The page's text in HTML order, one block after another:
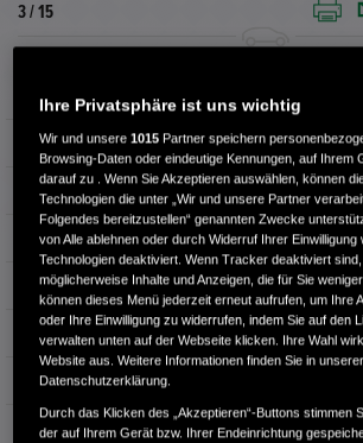
3 / 15
Außenfarbe Premium
Kilometerstand 6.500 km
Kraftstoffart Benzin
Getriebe Automatik
Türen 5
Leistung 134 kW / 182
Hubraum
Erstzulassung 08.2025
Ihre Privatsphäre ist uns wichtig
Wir und unsere1015 Partner speichern
Browsing-Daten oder eindeutige Kennungen, auf Ihrem
darauf zu . Wenn Sie Akzeptieren auswählen, können
Technologien die unter „Wir und unsere Partner
Folgendes bereitzustellen“ genannten Zwecke
von Alle ablehnen oder durch Widerruf Ihrer Einwilligung
Technologien deaktiviert. Wenn Tracker deaktiviert
möglicherweise Inhalte und Anzeigen, die für Sie
können dieses Menü jederzeit erneut aufrufen, um Ihre
oder Ihre Einwilligung zu widerrufen, indem Sie auf den
verwalten unten auf der Webseite klicken. Ihre Wahl
Website aus. Weitere Informationen finden Sie in unserer
Datenschutzerklärung.
Durch das Klicken des „Akzeptieren“-Buttons stimmen
der auf Ihrem Gerät bzw. Ihrer Endeinrichtung